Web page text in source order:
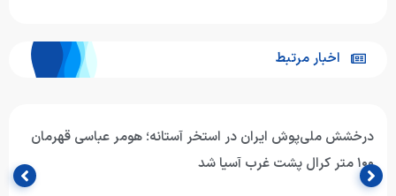
اخبار مرتبط
درخشش ملی‌پوش ایران در استخر آستانه؛ هومر عباسی قهرمان
۱۰۰ متر کرال پشت غرب آسیا شد